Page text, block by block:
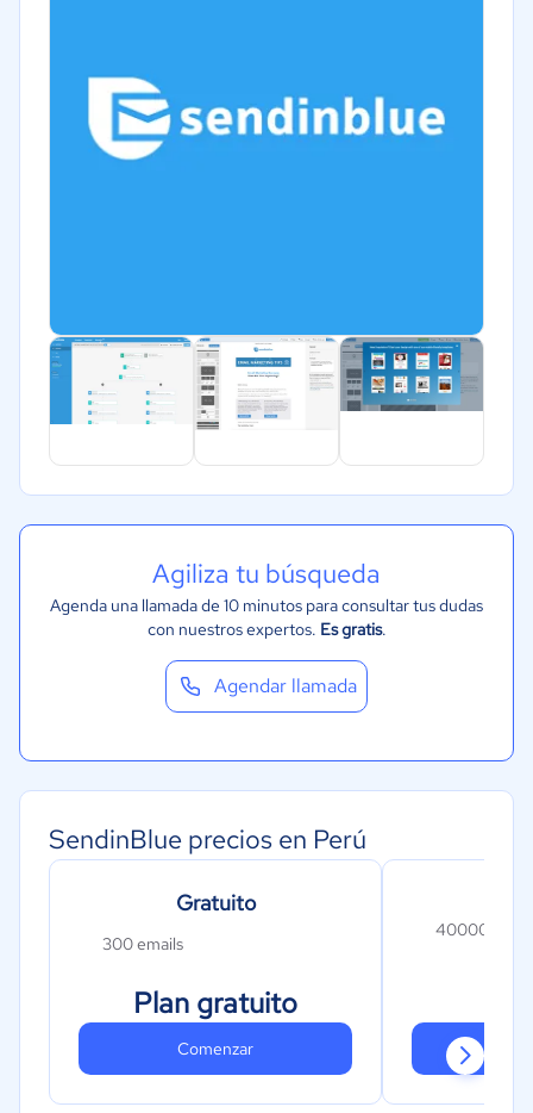
Agiliza tu búsqueda
Agenda una llamada de 10 minutos para consultar tus dudas
con nuestros expertos. Es gratis.
Agendar llamada
SendinBlue precios en Perú
Gratuito
300 emails
Plan gratuito
Comenzar
40000